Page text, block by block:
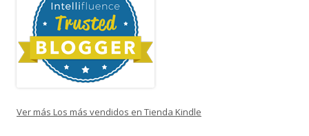
Ver más Los más vendidos en Tienda Kindle